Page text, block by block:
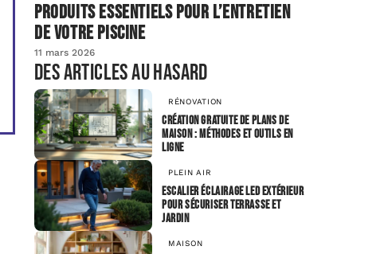
Produits essentiels pour l’entretien
de votre piscine
11 mars 2026
Des articles au hasard
RÉNOVATION
Création gratuite de plans de
maison : méthodes et outils en
ligne
PLEIN AIR
Escalier éclairage LED extérieur
pour sécuriser terrasse et
jardin
MAISON